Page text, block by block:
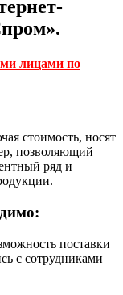
лицами по
стоимость, носят
позволяющий
ряд и
поставки
с сотрудниками